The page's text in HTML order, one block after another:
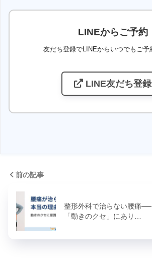
LINEからご予約
友だち登録でLINEからいつでもご予
LINE友だち登録
前の記事
整形外科で治らない腰痛
「動きのクセ」にあり…